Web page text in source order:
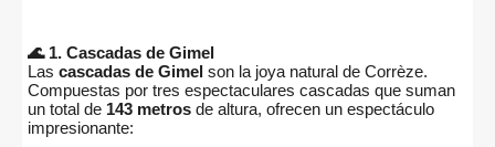
🌊 1. Cascadas de Gimel
Las cascadas de Gimel son la joya natural de Corrèze.
Compuestas por tres espectaculares cascadas que suman
un total de 143 metros de altura, ofrecen un espectáculo
impresionante: